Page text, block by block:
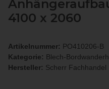
4100 x 2060
Artikelnummer: PO410206-B
Kategorie: Blech-
Hersteller: Scherr Fachhandel